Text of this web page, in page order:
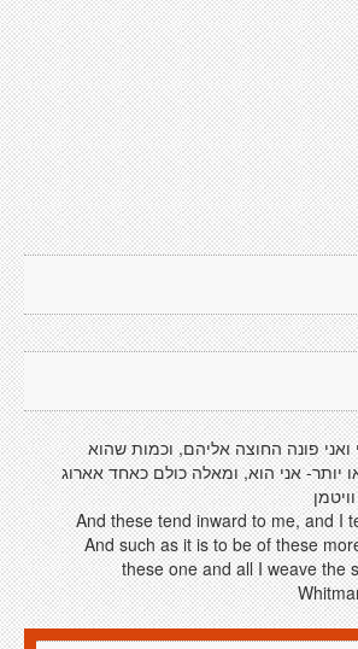
ואני פונה החוצה אליהם, וכמות שהוא
יותר- אני הוא, ומאלה כולם כאחד אארוג
And these tend inward to me, and I
And such as it is to be of these
these one and all I weave the